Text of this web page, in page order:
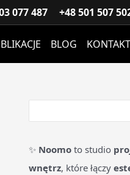
077 487 +48 501 507
BLOG KONTAKT
S
z
u
k
j
✨ Noomo to studio
wnętrz, które łączy